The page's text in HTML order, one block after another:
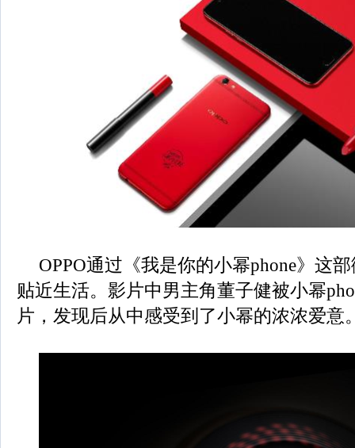
OPPO通过《我是你的小幂phone》这
贴近生活。影片中男主角董子健被小幂
片，发现后从中感受到了小幂的浓浓爱意